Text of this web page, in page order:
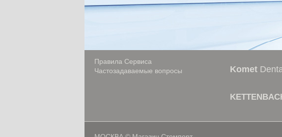
Правила Сервиса
Частозадаваемые вопросы
Komet